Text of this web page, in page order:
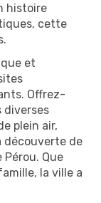
histoire
cette
et
Offrez-
diverses
plein air,
découverte de
Que
la ville a